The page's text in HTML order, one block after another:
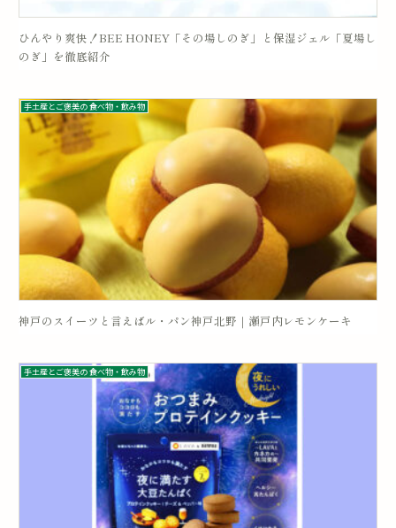
ひんやり爽快！BEE HONEY「その場しのぎ」と保湿ジェル「夏場し
のぎ」を徹底紹介
手土産とご褒美の 食べ物・飲み物
神戸のスイーツと言えばル・パン神戸北野｜瀬戸内レモンケーキ
手土産とご褒美の 食べ物・飲み物